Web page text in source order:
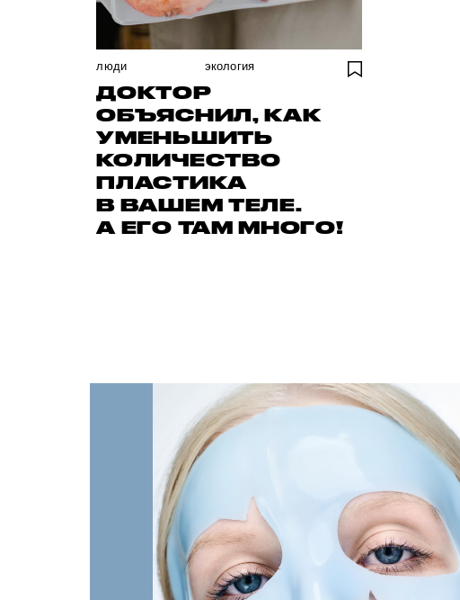
люди экология
ДОКТОР
ОБЪЯСНИЛ, КАК
УМЕНЬШИТЬ
КОЛИЧЕСТВО
ПЛАСТИКА
В ВАШЕМ ТЕЛЕ.
А ЕГО ТАМ МНОГО!